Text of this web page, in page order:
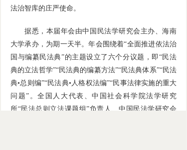
法治智库的庄严使命。
据悉，本届年会由中国民法学研究会主办、海南
大学承办，为期一天半。年会围绕着“全面推进依法治
国与编纂民法典”的主题设立了六个分议题，即“民法
典的立法哲学”“民法典的编纂方法”“民法典体系”“民法
典•总则编”“民法典•人格权法编”“民事法律实施的重大
问题”。全国人大代表、中国社会科学院法学研究
所“民法总则立法课题组”负责人、中国民法学研究会